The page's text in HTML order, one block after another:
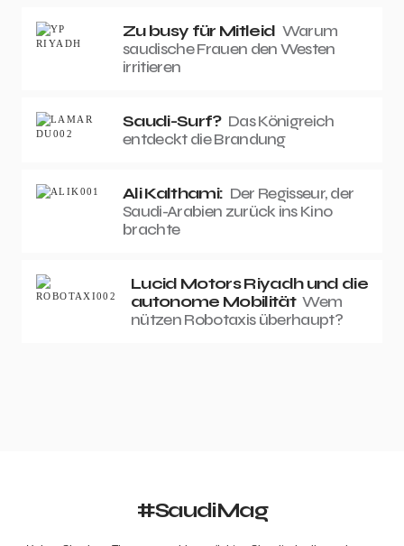
Zu busy für Mitleid Warum
saudische Frauen den Westen
irritieren
Saudi-Surf? Das Königreich
entdeckt die Brandung
Ali Kalthami: Der Regisseur, der
Saudi-Arabien zurück ins Kino
brachte
Lucid Motors Riyadh und die
autonome Mobilität Wem
nützen Robotaxis überhaupt?
#SaudiMag